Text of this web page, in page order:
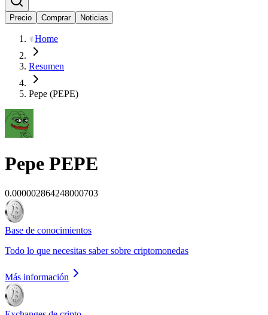
Precio Comprar Noticias
Home
Resumen
Pepe (PEPE)
Pepe PEPE
0.000002864248000703
Base de conocimientos
Todo lo que necesitas saber sobre criptomonedas
Más información